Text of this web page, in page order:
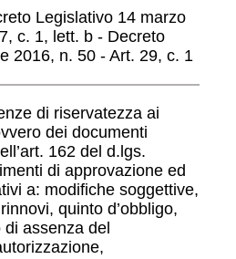
Legislativo 14 marzo
c. 1, lett. b - Decreto
2016, n. 50 - Art. 29, c. 1
di riservatezza ai
dei documenti
162 del d.lgs.
di approvazione ed
a: modifiche soggettive,
quinto d’obbligo,
assenza del